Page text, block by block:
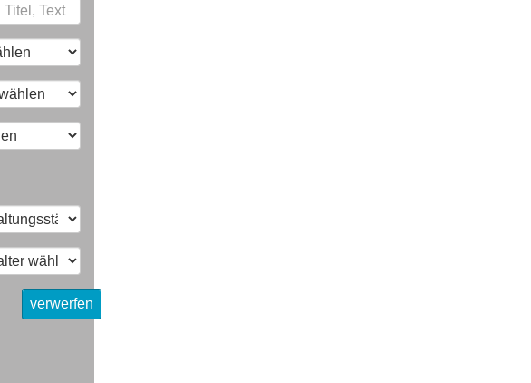
verwerfen